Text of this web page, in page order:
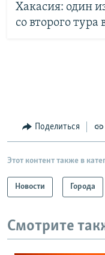
Хакасия: один
со второго
Поделиться
Этот контент также в
Новости Города
Смотрите